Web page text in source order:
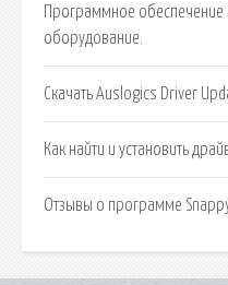
Программное обеспечение
оборудование.
Скачать Auslogics Driver
Как найти и установить
Отзывы о программе